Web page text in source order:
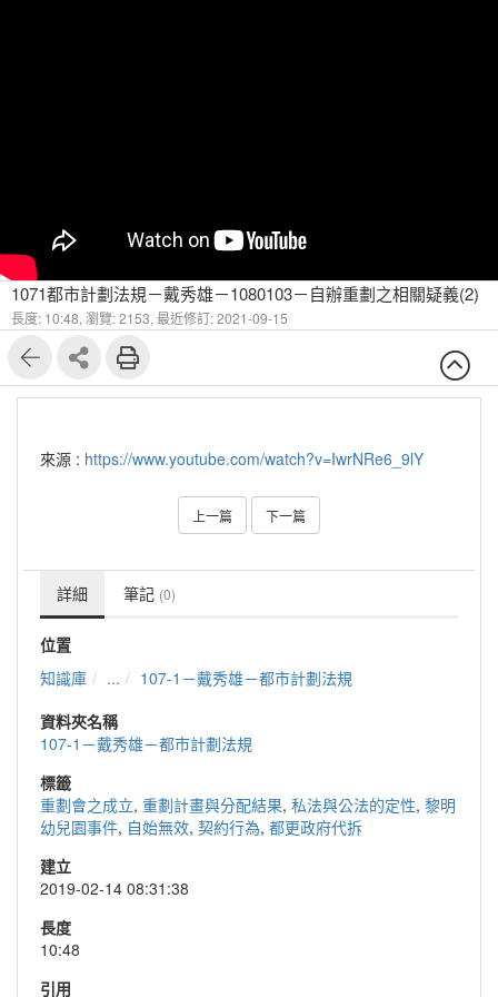
1071都市計劃法規－戴秀雄－1080103－自辦重劃之相關疑義(2)
長度: 10:48, 瀏覽: 2153, 最近修訂: 2021-09-15
來源 : https://www.youtube.com/watch?v=IwrNRe6_9lY
上一篇 下一篇
詳細 筆記 (0)
位置
知識庫
...
107-1－戴秀雄－都市計劃法規
資料夾名稱
107-1－戴秀雄－都市計劃法規
標籤
重劃會之成立, 重劃計畫與分配結果, 私法與公法的定性, 黎明
幼兒園事件, 自始無效, 契約行為, 都更政府代拆
建立
2019-02-14 08:31:38
長度
10:48
引用